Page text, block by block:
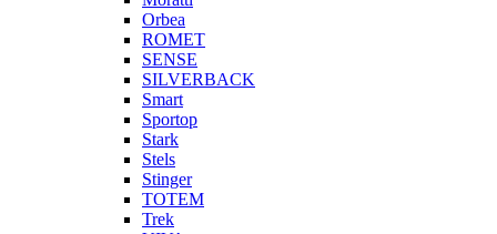
Orbea
ROMET
SENSE
SILVERBACK
Smart
Sportop
Stark
Stels
Stinger
TOTEM
Trek